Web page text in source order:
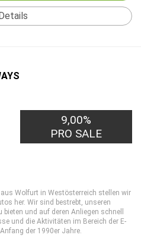
9,00%
PRO SALE
Wolfurt in Westösterreich stellen wir
her. Wir sind bestrebt, unseren
und auf deren Anliegen schnell
und die Aktivitäten im Bereich der E-
der 1990er Jahre.